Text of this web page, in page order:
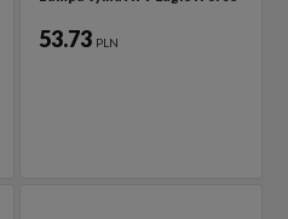
53.73 PLN